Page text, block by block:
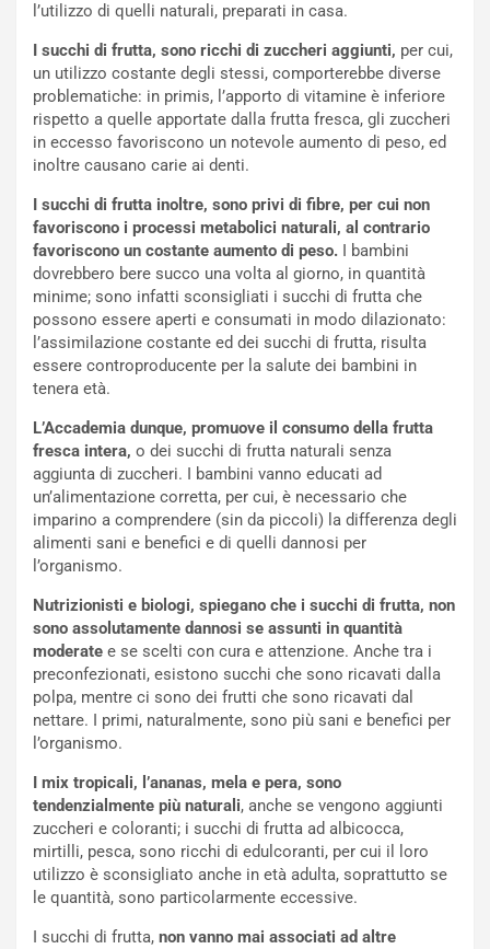
l’utilizzo di quelli naturali, preparati in casa.
I succhi di frutta, sono ricchi di zuccheri aggiunti, per cui,
un utilizzo costante degli stessi, comporterebbe diverse
problematiche: in primis, l’apporto di vitamine è inferiore
rispetto a quelle apportate dalla frutta fresca, gli zuccheri
in eccesso favoriscono un notevole aumento di peso, ed
inoltre causano carie ai denti.
I succhi di frutta inoltre, sono privi di fibre, per cui non
favoriscono i processi metabolici naturali, al contrario
favoriscono un costante aumento di peso. I bambini
dovrebbero bere succo una volta al giorno, in quantità
minime; sono infatti sconsigliati i succhi di frutta che
possono essere aperti e consumati in modo dilazionato:
l’assimilazione costante ed dei succhi di frutta, risulta
essere controproducente per la salute dei bambini in
tenera età.
L’Accademia dunque, promuove il consumo della frutta
fresca intera, o dei succhi di frutta naturali senza
aggiunta di zuccheri. I bambini vanno educati ad
un’alimentazione corretta, per cui, è necessario che
imparino a comprendere (sin da piccoli) la differenza degli
alimenti sani e benefici e di quelli dannosi per
l’organismo.
Nutrizionisti e biologi, spiegano che i succhi di frutta, non
sono assolutamente dannosi se assunti in quantità
moderate e se scelti con cura e attenzione. Anche tra i
preconfezionati, esistono succhi che sono ricavati dalla
polpa, mentre ci sono dei frutti che sono ricavati dal
nettare. I primi, naturalmente, sono più sani e benefici per
l’organismo.
I mix tropicali, l’ananas, mela e pera, sono
tendenzialmente più naturali, anche se vengono aggiunti
zuccheri e coloranti; i succhi di frutta ad albicocca,
mirtilli, pesca, sono ricchi di edulcoranti, per cui il loro
utilizzo è sconsigliato anche in età adulta, soprattutto se
le quantità, sono particolarmente eccessive.
I succhi di frutta, non vanno mai associati ad altre